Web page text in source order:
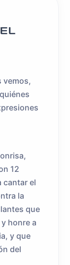
vemos,
12
cantar el
la
que
honre a
y que
del